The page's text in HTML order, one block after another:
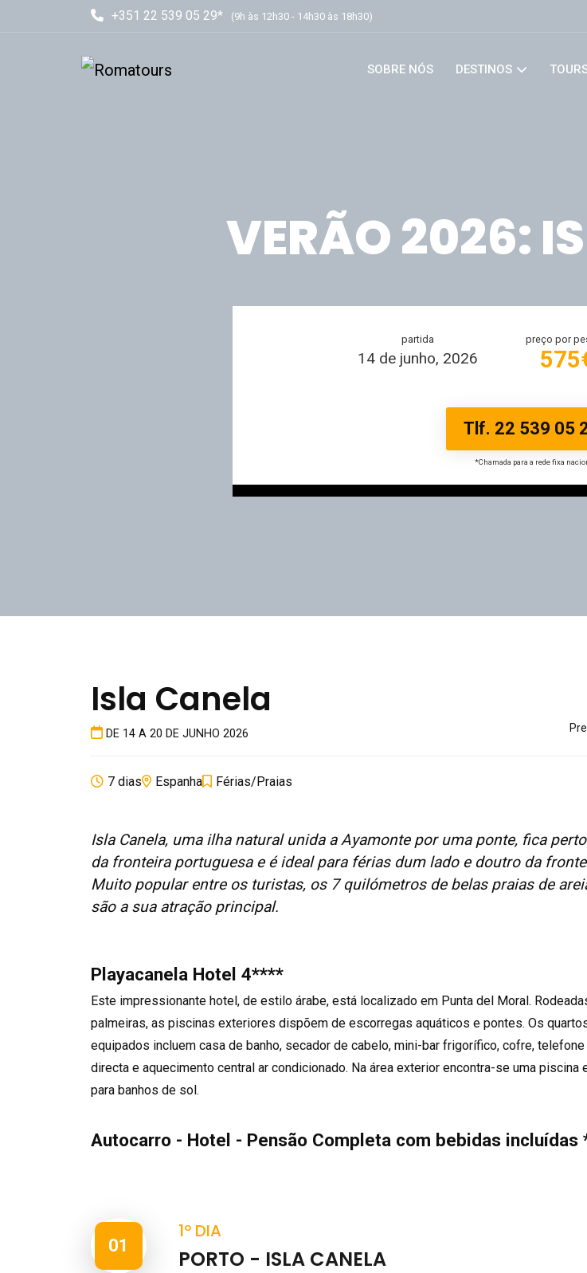
+351 22 539 05 29* (9h às 12h30 - 14h30 às 18h30)
SOBRE NÓS DESTINOS
VERÃO 2026:
partida
14 de junho, 2026
preço por
Tlf. 22 539 05
*Chamada para a rede fixa
Isla Canela
DE 14 A 20 DE JUNHO 2026
7 dias Espanha Férias/Praias
Isla Canela, uma ilha natural unida a Ayamonte por uma ponte, fica perto
da fronteira portuguesa e é ideal para férias dum lado e doutro da
Muito popular entre os turistas, os 7 quilómetros de belas praias de
são a sua atração principal.
Playacanela Hotel 4****
Este impressionante hotel, de estilo árabe, está localizado em Punta del Moral.
palmeiras, as piscinas exteriores dispõem de escorregas aquáticos e pontes. Os
equipados incluem casa de banho, secador de cabelo, mini-bar frigorífico, cofre,
directa e aquecimento central ar condicionado. Na área exterior encontra-se uma piscina
para banhos de sol.
Autocarro - Hotel - Pensão Completa com bebidas incluídas
01
1º DIA
PORTO - ISLA CANELA